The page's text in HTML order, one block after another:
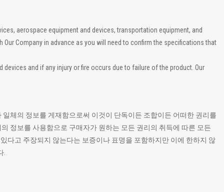
aerospace equipment and devices, transportation equipment, and
Company in advance as you will need to confirm the specifications that
and if any injury or fire occurs due to failure of the product. Our
체의 정보를 게재함으로써 이것이 단독이든 조합이든 어떠한 권리를
정보를 사용함으로 구매자가 원하는 모든 권리의 취득에 따른 모든
다고 주장되지 않는다는 보증이나 표명을 포함하지만 이에 한하지 않
.